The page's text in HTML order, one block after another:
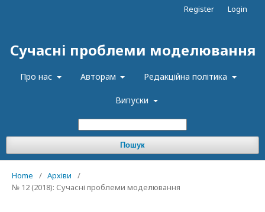
Сучасні проблеми моделювання
Про нас Авторам Редакційна політика
Випуски
Пошук
Register Login
Home / Архіви
/
№ 12 (2018): Сучасні проблеми моделювання